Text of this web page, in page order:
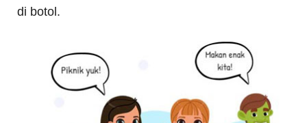
di botol.